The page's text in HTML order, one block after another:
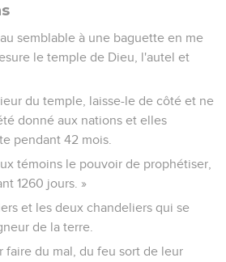
semblable à une baguette en me
le temple de Dieu, l'autel et
du temple, laisse-le de côté et ne
donné aux nations et elles
pendant 42 mois.
témoins le pouvoir de prophétiser,
1260 jours. »
et les deux chandeliers qui se
de la terre.
faire du mal, du feu sort de leur